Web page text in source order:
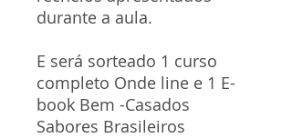
durante a aula.
E será sorteado 1 curso
completo Onde line e 1 E-
book Bem -Casados
Sabores Brasileiros